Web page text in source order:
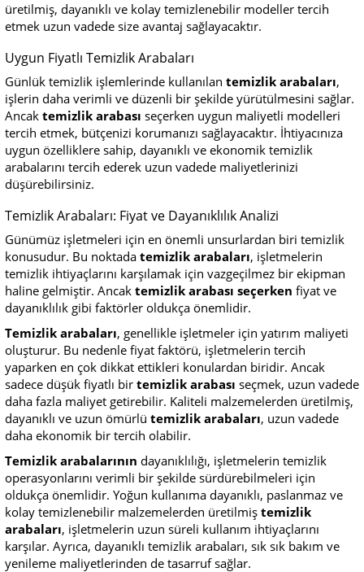
üretilmiş, dayanıklı ve kolay temizlenebilir modeller tercih
etmek uzun vadede size avantaj sağlayacaktır.
Uygun Fiyatlı Temizlik Arabaları
Günlük temizlik işlemlerinde kullanılan temizlik arabaları,
işlerin daha verimli ve düzenli bir şekilde yürütülmesini sağlar.
Ancak temizlik arabası seçerken uygun maliyetli modelleri
tercih etmek, bütçenizi korumanızı sağlayacaktır. İhtiyacınıza
uygun özelliklere sahip, dayanıklı ve ekonomik temizlik
arabalarını tercih ederek uzun vadede maliyetlerinizi
düşürebilirsiniz.
Temizlik Arabaları: Fiyat ve Dayanıklılık Analizi
Günümüz işletmeleri için en önemli unsurlardan biri temizlik
konusudur. Bu noktada temizlik arabaları, işletmelerin
temizlik ihtiyaçlarını karşılamak için vazgeçilmez bir ekipman
haline gelmiştir. Ancak temizlik arabası seçerken fiyat ve
dayanıklılık gibi faktörler oldukça önemlidir.
Temizlik arabaları, genellikle işletmeler için yatırım maliyeti
oluşturur. Bu nedenle fiyat faktörü, işletmelerin tercih
yaparken en çok dikkat ettikleri konulardan biridir. Ancak
sadece düşük fiyatlı bir temizlik arabası seçmek, uzun vadede
daha fazla maliyet getirebilir. Kaliteli malzemelerden üretilmiş,
dayanıklı ve uzun ömürlü temizlik arabaları, uzun vadede
daha ekonomik bir tercih olabilir.
Temizlik arabalarının dayanıklılığı, işletmelerin temizlik
operasyonlarını verimli bir şekilde sürdürebilmeleri için
oldukça önemlidir. Yoğun kullanıma dayanıklı, paslanmaz ve
kolay temizlenebilir malzemelerden üretilmiş temizlik
arabaları, işletmelerin uzun süreli kullanım ihtiyaçlarını
karşılar. Ayrıca, dayanıklı temizlik arabaları, sık sık bakım ve
yenileme maliyetlerinden de tasarruf sağlar.